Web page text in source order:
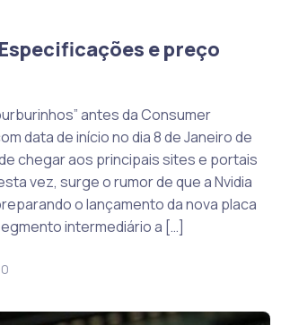
e preço
antes da Consumer
data de início no dia 8 de Janeiro de
chegar aos principais sites e portais
vez, surge o rumor de que a Nvidia
o lançamento da nova placa
intermediário a […]
0